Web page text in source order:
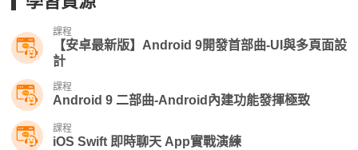
課程
【安卓最新版】Android 9開發首部曲-UI與多頁面設
計
課程
Android 9 二部曲-Android內建功能發揮極致
課程
iOS Swift 即時聊天 App實戰演練